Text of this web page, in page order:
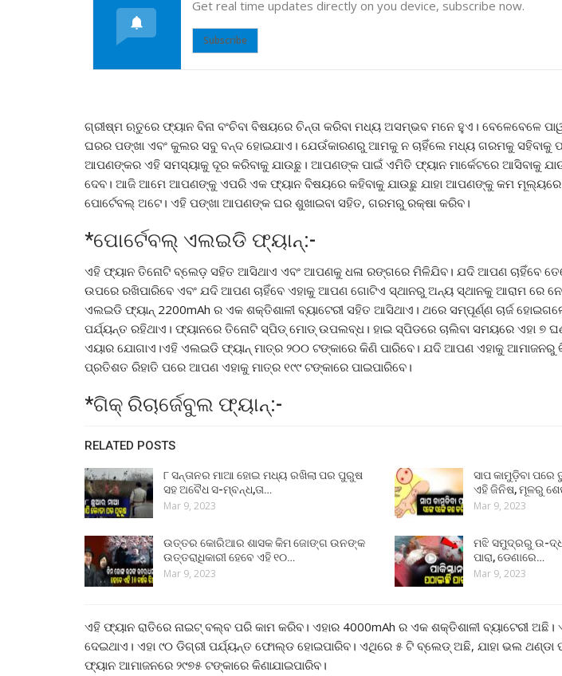
Get real time updates directly on you device, subscribe now.
Subscribe
ଗ୍ରୀଷ୍ମ ଋତୁରେ ଫ୍ୟାନ ବିନା ବଂଚିବା ବିଷୟରେ ଚିନ୍ତା କରିବା ମଧ୍ୟ ଅସମ୍ଭବ ମନେ ହୁଏ। ବେଳେବେଳେ
ଘରର ପଙ୍ଖା ଏବଂ କୁଲର ସବୁ ବନ୍ଦ ହୋଇଯାଏ। ଯେଉଁକାରଣରୁ ଆମକୁ ନ ଚାହିଁଲେ ମଧ୍ୟ ଗରମକୁ ସହିବାକୁ
ଆପଣଙ୍କର ଏହି ସମସ୍ୟାକୁ ଦୂର କରିବାକୁ ଯାଉଛୁ। ଆପଣଙ୍କ ପାଇଁ ଏମିତି ଫ୍ୟାନ ମାର୍କେଟରେ ଆସିବାକୁ
ଦେବ। ଆଜି ଆମେ ଆପଣଙ୍କୁ ଏପରି ଏକ ଫ୍ୟାନ ବିଷୟରେ କହିବାକୁ ଯାଉଛୁ ଯାହା ଆପଣଙ୍କୁ କମ ମୂଲ୍ୟରେ
ପୋର୍ଟେବଲ୍ ଅଟେ। ଏହି ପଙ୍ଖା ଆପଣଙ୍କ ଘର ଶୁଖାଇବା ସହିତ, ଗରମରୁ ରକ୍ଷା କରିବ।
*ପୋର୍ଟେବଲ୍ ଏଲଇଡି ଫ୍ୟାନ୍:-
ଏହି ଫ୍ୟାନ ତିନୋଟି ବ୍ଲେଡ଼ ସହିତ ଆସିଥାଏ ଏବଂ ଆପଣକୁ ଧଳା ରଙ୍ଗରେ ମିଳିଯିବ। ଯଦି ଆପଣ ଚାହିଁବେ
ଉପରେ ରଖିପାରିବେ ଏବଂ ଯଦି ଆପଣ ଚାହିଁବେ ଏହାକୁ ଆପଣ ଗୋଟିଏ ସ୍ଥାନରୁ ଅନ୍ୟ ସ୍ଥାନକୁ ଆରାମ ରେ
ଏଲଇଡି ଫ୍ୟାନ୍ 2200mAh ର ଏକ ଶକ୍ତିଶାଳୀ ବ୍ୟାଟେରୀ ସହିତ ଆସିଥାଏ। ଥରେ ସମ୍ପୂର୍ଣ୍ଣ ଚାର୍ଜ
ପର୍ଯ୍ୟନ୍ତ ରହିଥାଏ। ଫ୍ୟାନରେ ତିନୋଟି ସ୍ପିଡ୍ ମୋଡ୍ ଉପଲବ୍ଧ। ହାଇ ସ୍ପିଡରେ ଚାଲିବା ସମୟରେ ଏହା ୭
ଏୟାର ଯୋଗାଏ।ଏହି ଏଲଇଡି ଫ୍ୟାନ୍ ମାତ୍ର ୨୦୦ ଟଙ୍କାରେ କିଣି ପାରିବେ। ଯଦି ଆପଣ ଏହାକୁ ଆମାଜନରୁ
ପ୍ରତିଶତ ରିହାତି ପରେ ଆପଣ ଏହାକୁ ମାତ୍ର ୧୯୯ ଟଙ୍କାରେ ପାଇପାରିବେ।
*ଗିକ୍ ରିଚାର୍ଜେବୁଲ ଫ୍ୟାନ୍:-
RELATED POSTS
୮ ସନ୍ତାନର ମାଆ ହୋଇ ମଧ୍ୟ ରଖିଲା ପର ପୁରୁଷ
ସହ ଅବୈଧ ସ-ମ୍ବନ୍ଧ,ତା…
Mar 9, 2023
ସାପ କାମୁଡ଼ିବା
ଏହି ଜିନିଷ, ମୂଳରୁ
Mar 9, 2023
ଉତ୍ତର କୋରିଆର ଶାସକ କିମ ଜୋଙ୍ଗ ଉନଙ୍କ
ଉତ୍ତରାଧିକାରୀ ହେବେ ଏହି ୧୦…
Mar 9, 2023
ମଝି ସମୁଦ୍ରରୁ ଉ-
ପାରା, ଡେଣାରେ…
Mar 9, 2023
ଏହି ଫ୍ୟାନ ରାତିରେ ନାଇଟ୍ ବଲ୍ବ ପରି କାମ କରିବ। ଏହାର 4000mAh ର ଏକ ଶକ୍ତିଶାଳୀ ବ୍ୟାଟେରୀ
ଦେଇଥାଏ। ଏହା ୯୦ ଡିଗ୍ରୀ ପର୍ଯ୍ୟନ୍ତ ଫୋଲ୍ଡ ହୋଇପାରିବ। ଏଥିରେ ୫ ଟି ବ୍ଲେଡ୍ ଅଛି, ଯାହା ଭଲ ଥଣ୍ଡା
ଫ୍ୟାନ ଆମାଜନରେ ୨୯୭୫ ଟଙ୍କାରେ କିଣାଯାଇପାରିବ।